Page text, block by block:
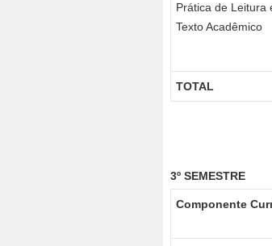
Prática de Leitura
Texto Acadêmico
TOTAL
3º SEMESTRE
Componente